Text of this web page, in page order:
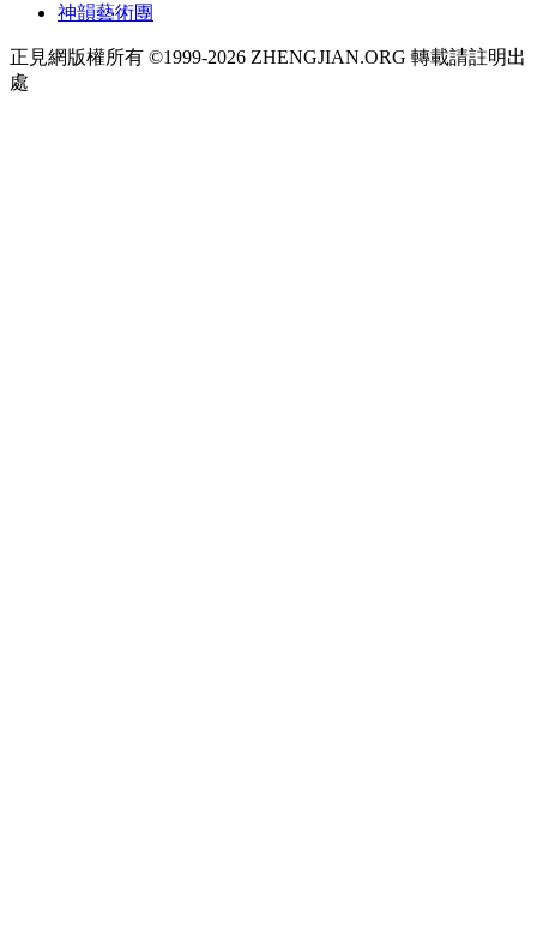
神韻藝術團
正見網版權所有 ©1999-2026 ZHENGJIAN.ORG 轉載請註明出
處